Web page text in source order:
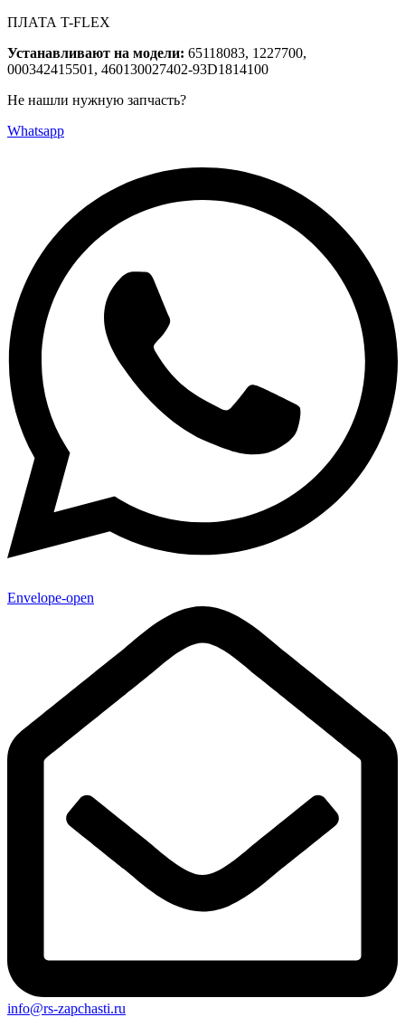
ПЛАТА T-FLEX
Устанавливают на модели: 65118083, 1227700,
000342415501, 460130027402-93D1814100
Не нашли нужную запчасть?
Whatsapp
Envelope-open
info@rs-zapchasti.ru